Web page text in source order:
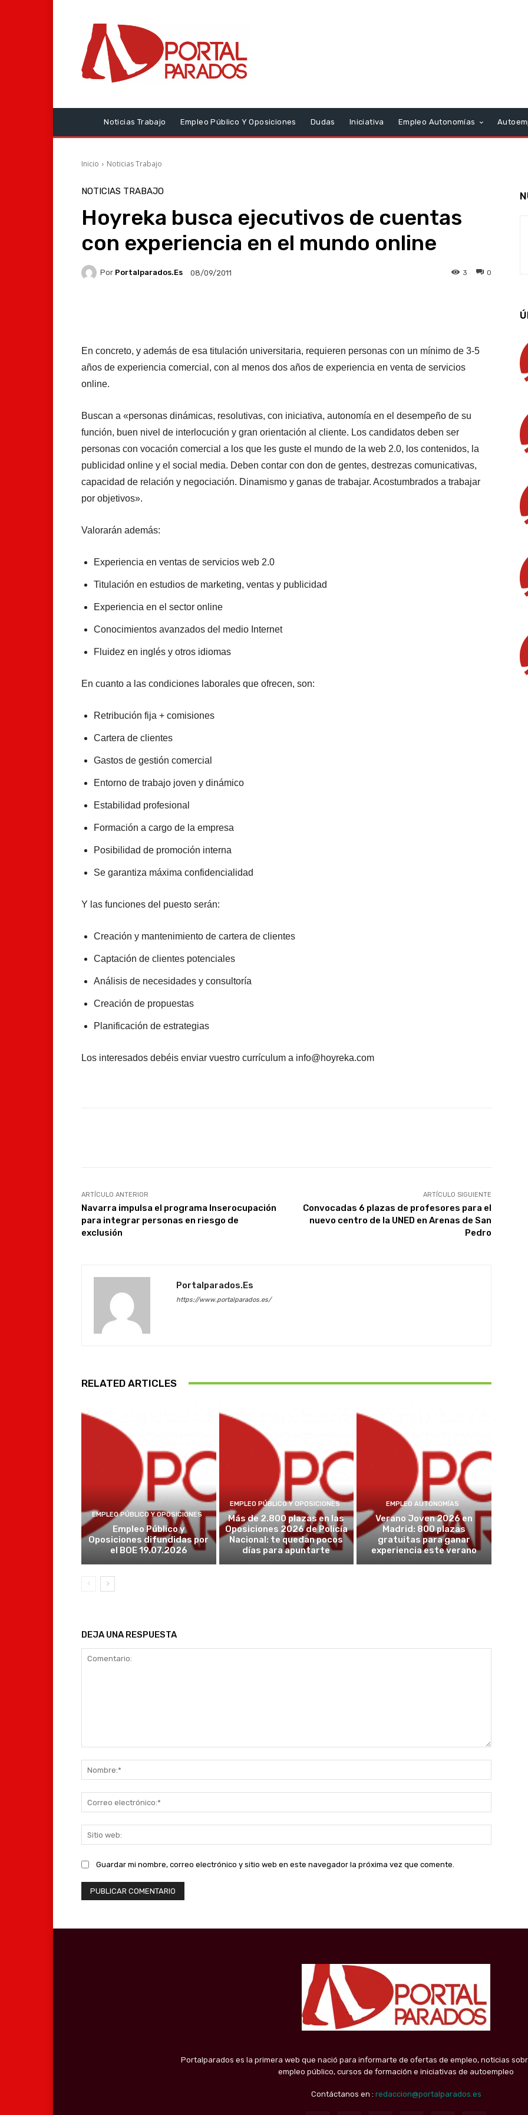
Noticias Trabajo Empleo Público Y Oposiciones Dudas Iniciativa Empleo Autonomías
Inicio Noticias Trabajo
NOTICIAS TRABAJO
Hoyreka busca ejecutivos de cuentas
con experiencia en el mundo online
Por Portalparados.es 08/09/2011 0
3
En concreto, y además de esa titulación universitaria, requieren personas con un mínimo de 3-5
años de experiencia comercial, con al menos dos años de experiencia en venta de servicios
online.
Buscan a «personas dinámicas, resolutivas, con iniciativa, autonomía en el desempeño de su
función, buen nivel de interlocución y gran orientación al cliente. Los candidatos deben ser
personas con vocación comercial a los que les guste el mundo de la web 2.0, los contenidos, la
publicidad online y el social media. Deben contar con don de gentes, destrezas comunicativas,
capacidad de relación y negociación. Dinamismo y ganas de trabajar. Acostumbrados a trabajar
por objetivos».
Valorarán además:
Experiencia en ventas de servicios web 2.0
Titulación en estudios de marketing, ventas y publicidad
Experiencia en el sector online
Conocimientos avanzados del medio Internet
Fluidez en inglés y otros idiomas
En cuanto a las condiciones laborales que ofrecen, son:
Retribución fija + comisiones
Cartera de clientes
Gastos de gestión comercial
Entorno de trabajo joven y dinámico
Estabilidad profesional
Formación a cargo de la empresa
Posibilidad de promoción interna
Se garantiza máxima confidencialidad
Y las funciones del puesto serán:
Creación y mantenimiento de cartera de clientes
Captación de clientes potenciales
Análisis de necesidades y consultoría
Creación de propuestas
Planificación de estrategias
Los interesados debéis enviar vuestro currículum a info@hoyreka.com
ARTÍCULO ANTERIOR
Navarra impulsa el programa Inserocupación
para integrar personas en riesgo de
exclusión
ARTÍCULO SIGUIENTE
Convocadas 6 plazas de profesores para el
nuevo centro de la UNED en Arenas de San
Pedro
Portalparados.es
https://www.portalparados.es/
RELATED ARTICLES
EMPLEO PÚBLICO Y OPOSICIONES
Empleo Público y
Oposiciones difundidas por
el BOE 19.07.2026
EMPLEO PÚBLICO Y OPOSICIONES
Más de 2.800 plazas en las
Oposiciones 2026 de Policía
Nacional: te quedan pocos
días para apuntarte
EMPLEO AUTONOMÍAS
Verano Joven 2026 en
Madrid: 800 plazas
gratuitas para ganar
experiencia este verano
DEJA UNA RESPUESTA
web:
Guardar mi nombre, correo electrónico y sitio web en este navegador la próxima vez que comente.
Portalparados es la primera web que nació para informarte de ofertas de empleo, noticias
empleo público, cursos de formación e iniciativas de autoempleo
Contáctanos en : redaccion@portalparados.es